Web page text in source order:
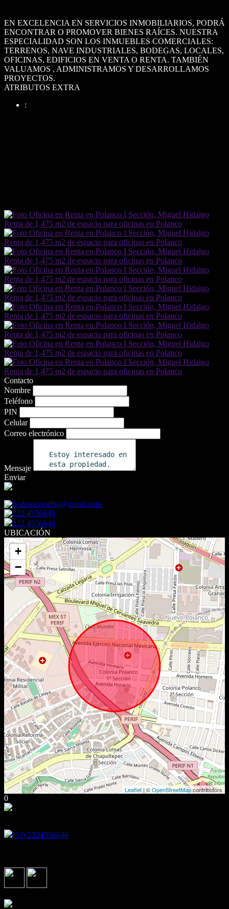
EN EXCELENCIA EN SERVICIOS INMOBILIARIOS, PODRÁ
ENCONTRAR O PROMOVER BIENES RAÍCES. NUESTRA
ESPECIALIDAD SON LOS INMUEBLES COMERCIALES:
TERRENOS, NAVE INDUSTRIALES, BODEGAS, LOCALES,
OFICINAS, EDIFICIOS EN VENTA O RENTA. TAMBIÉN
VALUAMOS , ADMINISTRAMOS Y DESARROLLAMOS
PROYECTOS.
ATRIBUTOS EXTRA
:
Contacto
Nombre
Teléfono
PIN
Celular
Correo electrónico
Mensaje
Enviar
bodegaspuebla@gmail.com
222 4556646
222 4556646
UBICACIÓN
+
−
Leaflet | ©OpenStreetMapcontributors
0
(52) 2224556646